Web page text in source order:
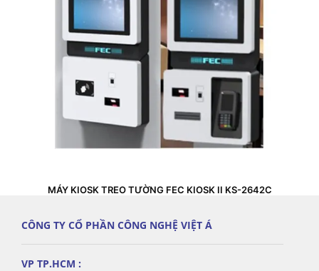
MÁY KIOSK TREO TƯỜNG FEC KIOSK II KS-2642C
CÔNG TY CỔ PHẦN CÔNG NGHỆ VIỆT Á
VP TP.HCM :